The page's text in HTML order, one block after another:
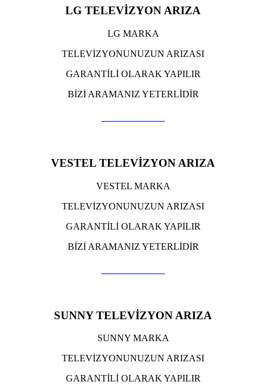
LG TELEVİZYON ARIZA
LG MARKA
TELEVİZYONUNUZUN ARIZASI
GARANTİLİ OLARAK YAPILIR
BİZİ ARAMANIZ YETERLİDİR
VESTEL TELEVİZYON ARIZA
VESTEL MARKA
TELEVİZYONUNUZUN ARIZASI
GARANTİLİ OLARAK YAPILIR
BİZİ ARAMANIZ YETERLİDİR
SUNNY TELEVİZYON ARIZA
SUNNY MARKA
TELEVİZYONUNUZUN ARIZASI
GARANTİLİ OLARAK YAPILIR